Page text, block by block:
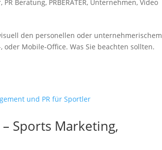
, PR Beratung, PRBERATER, Unternehmen,Video
den personellen oder unternehmerischem
Mobile-Office. Was Sie beachten sollten.
Sports Marketing,